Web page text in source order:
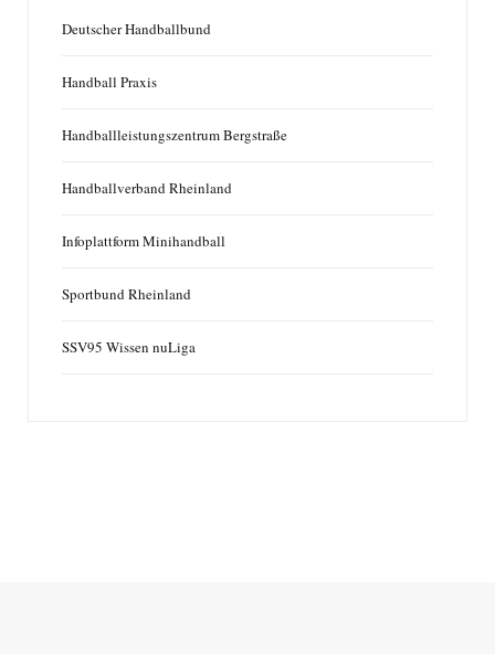
Deutscher Handballbund
Handball Praxis
Handballleistungszentrum Bergstraße
Handballverband Rheinland
Infoplattform Minihandball
Sportbund Rheinland
SSV95 Wissen nuLiga